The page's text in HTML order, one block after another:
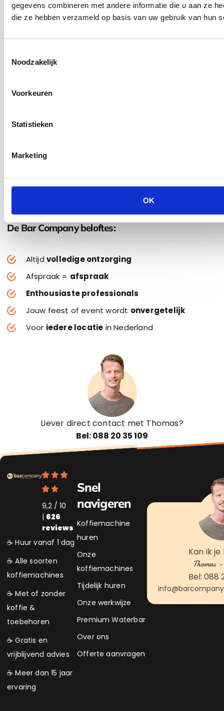
gegevens combineren met andere informatie die u aan ze
die ze hebben verzameld op basis van uw gebruik van hun
Noodzakelijk
Voorkeuren
Statistieken
Marketing
OK
De Bar Company beloftes:
Altijdvolledige ontzorging
Afspraak = afspraak
Enthousiaste professionals
Jouw feest of event wordt onvergetelijk
Voor iedere locatie in Nederland
Liever direct contact met Thomas?
Bel: 088 20 35 109
over wilt weten)
Logo op bekers
Koffie- en thee pakket
9,2 / 10
| 626
reviews
☕ Huur vanaf 1 dag
☕ Alle soorten
koffiemachines
☕ Met of zonder
koffie &
toebehoren
☕ Gratis en
vrijblijvend advies
☕ Meer dan 15 jaar
ervaring
Snel
navigeren
Koffiemachine
huren
Onze
koffiemachines
Tijdelijk huren
Onze werkwijze
Premium Waterbar
Over ons
Offerte aanvragen
Kan ik
Thomas
Bel: 088